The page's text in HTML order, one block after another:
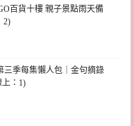
百貨十樓 親子景點雨天備
2)
三季每集懶人包｜金句摘錄
：1)